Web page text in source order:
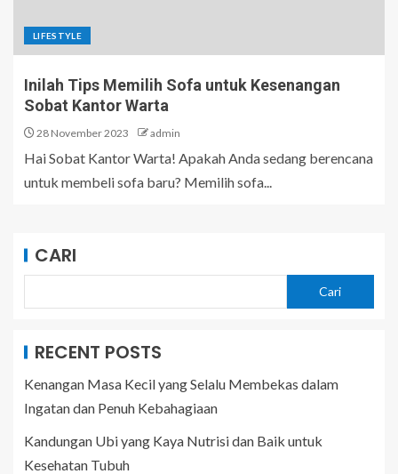
LIFESTYLE
Inilah Tips Memilih Sofa untuk Kesenangan
Sobat Kantor Warta
28 November 2023 admin
Hai Sobat Kantor Warta! Apakah Anda sedang berencana
untuk membeli sofa baru? Memilih sofa...
CARI
Cari
RECENT POSTS
Kenangan Masa Kecil yang Selalu Membekas dalam
Ingatan dan Penuh Kebahagiaan
Kandungan Ubi yang Kaya Nutrisi dan Baik untuk
Kesehatan Tubuh